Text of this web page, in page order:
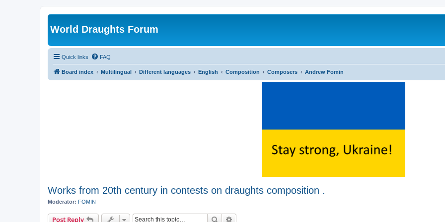
World Draughts Forum
Quick links FAQ
Board index Multilingual Different languages English Composition Composers Andrew Fomin
Works from 20th century in contests on draughts composition .
Moderator: FOMIN
Post Reply Search